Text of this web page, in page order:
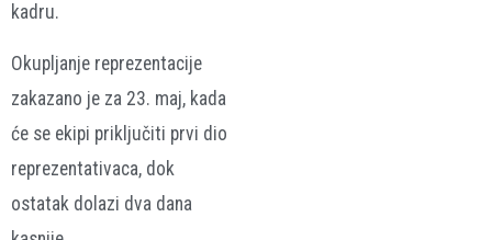
kadru.
Okupljanje reprezentacije
zakazano je za 23. maj, kada
će se ekipi priključiti prvi dio
reprezentativaca, dok
ostatak dolazi dva dana